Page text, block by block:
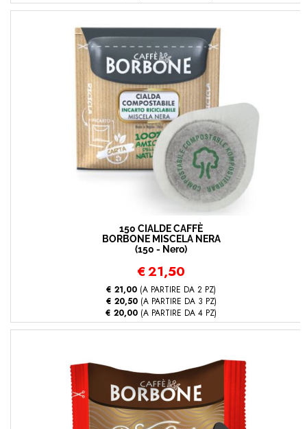
150 CIALDE CAFFÈ
BORBONE MISCELA NERA
(150 - Nero)
€21,50
€ 21,00 (A PARTIRE DA 2 PZ)
€ 20,50(A PARTIRE DA 3 PZ)
€ 20,00 (A PARTIRE DA 4 PZ)